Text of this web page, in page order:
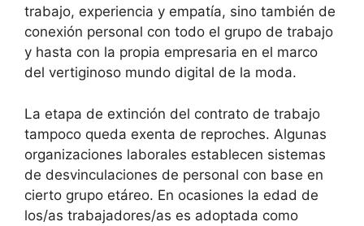
trabajo, experiencia y empatía, sino también de
conexión personal con todo el grupo de trabajo
y hasta con la propia empresaria en el marco
del vertiginoso mundo digital de la moda.
La etapa de extinción del contrato de trabajo
tampoco queda exenta de reproches. Algunas
organizaciones laborales establecen sistemas
de desvinculaciones de personal con base en
cierto grupo etáreo. En ocasiones la edad de
los/as trabajadores/as es adoptada como